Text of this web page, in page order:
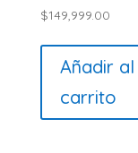
$149,999.00
Añadir al
carrito